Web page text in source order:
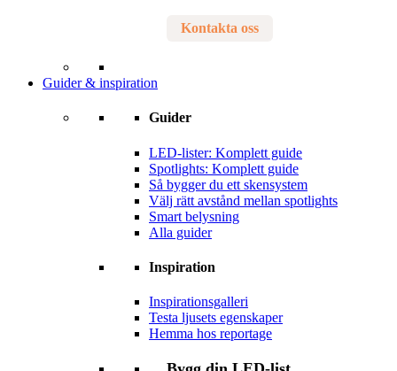
Kontakta oss
Guider & inspiration
Guider
LED-lister: Komplett guide
Spotlights: Komplett guide
Så bygger du ett skensystem
Välj rätt avstånd mellan spotlights
Smart belysning
Alla guider
Inspiration
Inspirationsgalleri
Testa ljusets egenskaper
Hemma hos reportage